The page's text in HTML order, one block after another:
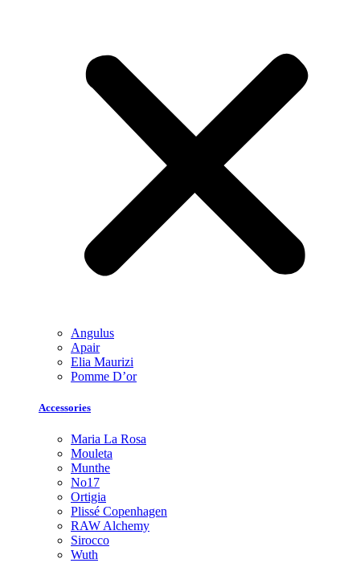
Angulus
Apair
Elia Maurizi
Pomme D’or
Accessories
Maria La Rosa
Mouleta
Munthe
No17
Ortigia
Plissé Copenhagen
RAW Alchemy
Sirocco
Wuth